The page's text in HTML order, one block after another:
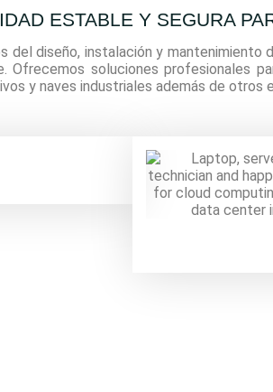
ESTABLE Y SEGURA
del diseño, instalación y
Ofrecemos soluciones profesionales
y naves industriales además de otros